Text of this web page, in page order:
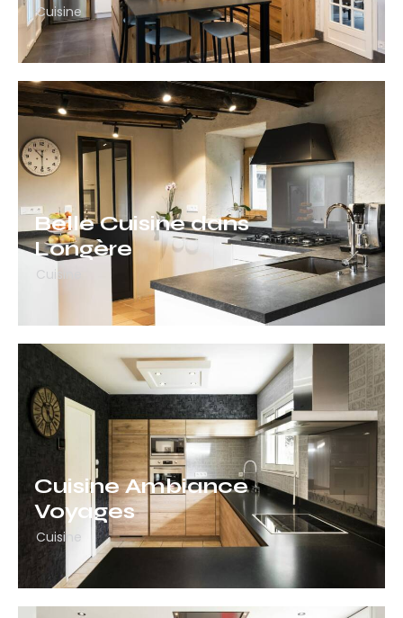
Cuisine
Belle Cuisine dans
Longère
Cuisine
Cuisine Ambiance
Voyages
Cuisine